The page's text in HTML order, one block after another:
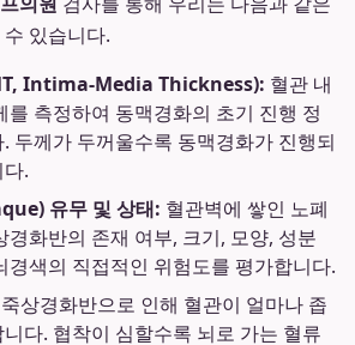
있습니다.
Intima-Media Thickness): 혈관 내
를 측정하여 동맥경화의 초기 진행 정
두께가 두꺼울수록 동맥경화가 진행되
.
유무 및 상태: 혈관벽에 쌓인 노폐
경화반의 존재 여부, 크기, 모양, 성분
경색의 직접적인 위험도를 평가합니다.
죽상경화반으로 인해 혈관이 얼마나 좁
다. 협착이 심할수록 뇌로 가는 혈류